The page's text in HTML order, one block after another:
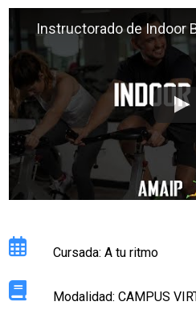
Instructorado de Indoor
Cursada: A tu ritmo
Modalidad: CAMPUS